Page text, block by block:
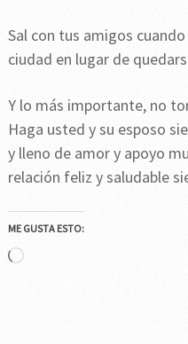
Sal con tus amigos
ciudad en lugar de
Y lo más importante, no
Haga usted y su esposo
y lleno de amor y apoyo
relación feliz y saludable
ME GUSTA ESTO:
Cargando...